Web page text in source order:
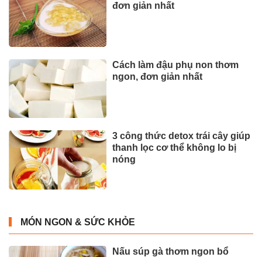
đơn giản nhất
Cách làm đậu phụ non thơm
ngon, đơn giản nhất
3 công thức detox trái cây giúp
thanh lọc cơ thể không lo bị
nóng
MÓN NGON & SỨC KHỎE
Nấu súp gà thơm ngon bổ